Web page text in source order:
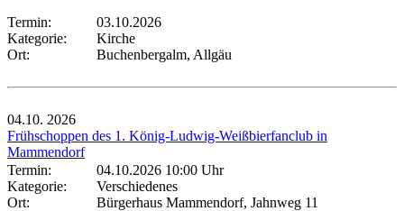
Termin:
03.10.2026
Kategorie:
Kirche
Ort:
Buchenbergalm, Allgäu
04.10. 2026
Frühschoppen des 1. König-Ludwig-Weißbierfanclub in
Mammendorf
Termin:
04.10.2026 10:00 Uhr
Kategorie:
Verschiedenes
Ort:
Bürgerhaus Mammendorf, Jahnweg 11